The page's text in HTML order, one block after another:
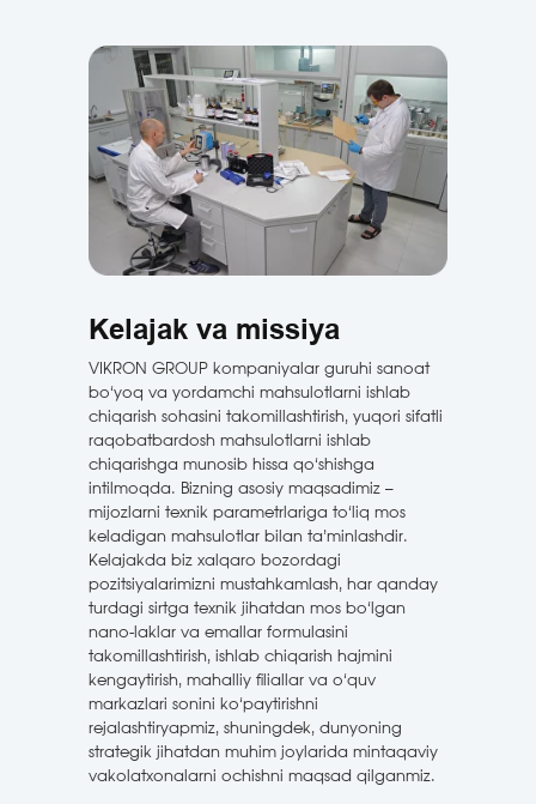
Kelajak va missiya
VIKRON GROUP kompaniyalar guruhi sanoat
bo‘yoq va yordamchi mahsulotlarni ishlab
chiqarish sohasini takomillashtirish, yuqori sifatli
raqobatbardosh mahsulotlarni ishlab
chiqarishga munosib hissa qo‘shishga
intilmoqda. Bizning asosiy maqsadimiz –
mijozlarni texnik parametrlariga to‘liq mos
keladigan mahsulotlar bilan ta’minlashdir.
Kelajakda biz xalqaro bozordagi
pozitsiyalarimizni mustahkamlash, har qanday
turdagi sirtga texnik jihatdan mos bo‘lgan
nano-laklar va emallar formulasini
takomillashtirish, ishlab chiqarish hajmini
kengaytirish, mahalliy filiallar va o‘quv
markazlari sonini ko‘paytirishni
rejalashtiryapmiz, shuningdek, dunyoning
strategik jihatdan muhim joylarida mintaqaviy
vakolatxonalarni ochishni maqsad qilganmiz.